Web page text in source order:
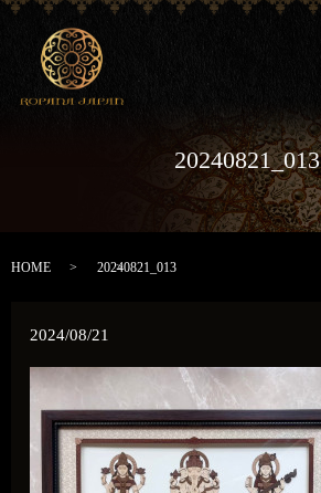
20240821_013
HOME 20240821_013
2024/08/21